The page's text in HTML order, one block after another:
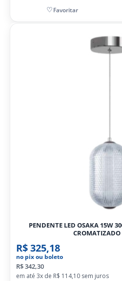
PENDENTE LED OSAKA 15W
CROMATIZADO
R$ 325,18
no pix ou boleto
R$ 342,30
3x de R$ 114,10